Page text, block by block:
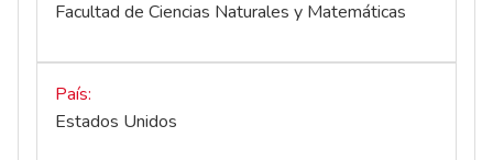
Facultad de Ciencias Naturales y Matemáticas
País
Estados Unidos